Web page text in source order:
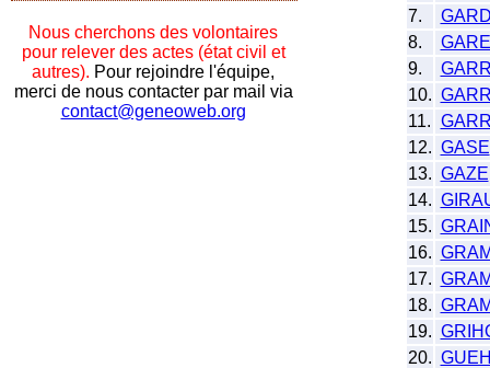
Nous cherchons des volontaires
pour relever des actes (état civil et
autres). Pour rejoindre l'équipe,
merci de nous contacter par mail via
contact@geneoweb.org
7.
8.
9.
10.
11.
12. GASE
13. GAZE
14.
15.
16.
17.
18.
19.
20.